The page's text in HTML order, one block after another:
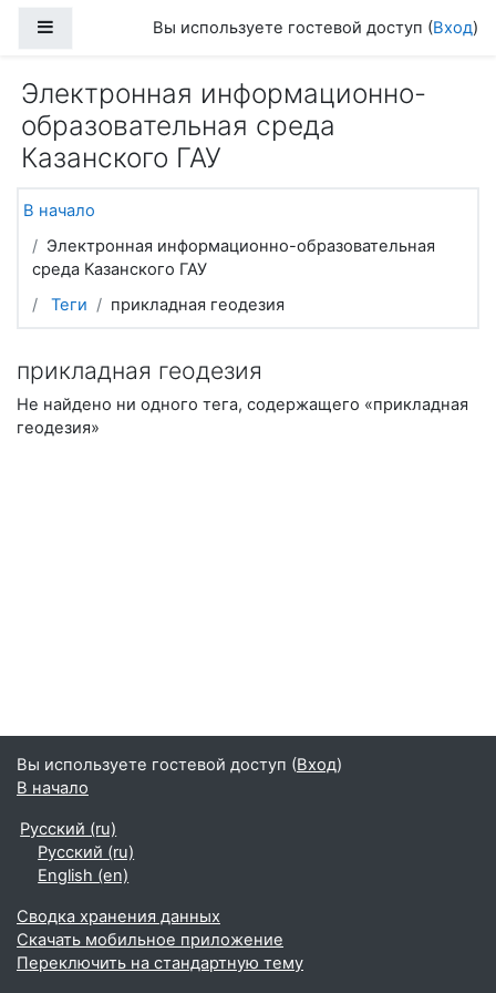
Боковая панельВы используете гостевой доступ (Вход)
Электронная информационно-
образовательная среда
Казанского ГАУ
В начало
Электронная информационно-образовательная
среда Казанского ГАУ
Теги
прикладная геодезия
прикладная геодезия
Не найдено ни одного тега, содержащего «прикладная
геодезия»
Вы используете гостевой доступ (Вход)
В начало
Русский ‎(ru)‎
Русский ‎(ru)‎
English ‎(en)‎
Сводка хранения данных
Скачать мобильное приложение
Переключить на стандартную тему